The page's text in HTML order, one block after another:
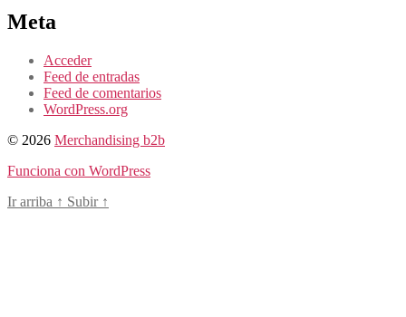
Meta
Acceder
Feed de entradas
Feed de comentarios
WordPress.org
© 2026 Merchandising b2b
Funciona con WordPress
Ir arriba ↑ Subir ↑